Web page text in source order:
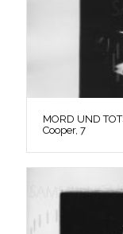
MORD UND
Cooper, 7